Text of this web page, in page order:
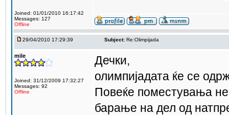
Joined: 01/01/2010 16:17:42
Messages: 127
Offline
29/04/2010 17:29:39 Subject: Re:Olimpijada
mile
Joined: 31/12/2009 17:32:27
Messages: 92
Offline
Дечки,
олимпијадата ќе се
Повеќе поместувања
барање на дел од